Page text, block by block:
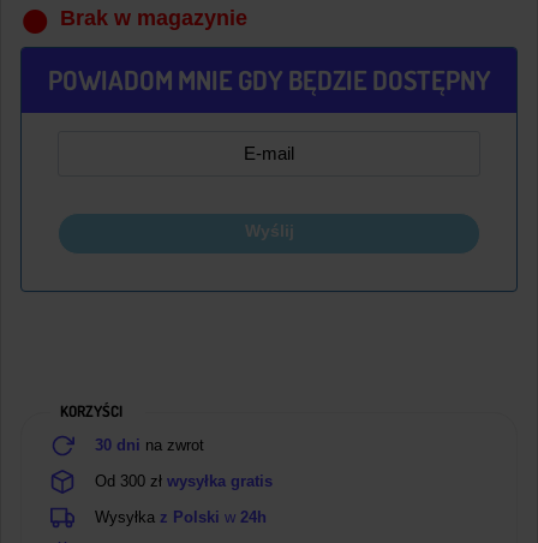
Brak w magazynie
POWIADOM MNIE GDY BĘDZIE DOSTĘPNY
Wyślij
KORZYŚCI
30 dni na zwrot
Od 300 zł wysyłka gratis
Wysyłka z Polski w 24h